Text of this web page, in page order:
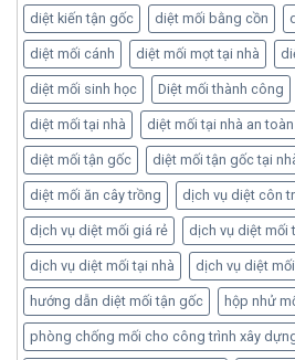
diệt kiến tận gốc diệt mối bằng cồn
diệt mối cánh diệt mối mọt tại nhà
diệt mối sinh học Diệt mối thành công
diệt mối tại nhà diệt mối tại nhà an toàn
diệt mối tận gốc diệt mối tận gốc tại
diệt mối ăn cây trồng dịch vụ diệt côn
dịch vụ diệt mối giá rẻ dịch vụ diệt mối
dịch vụ diệt mối tại nhà dịch vụ diệt
hướng dẫn diệt mối tận gốc hộp nhử
phòng chống mối cho công trình xây